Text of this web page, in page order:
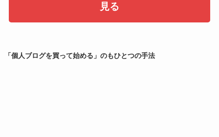
見る
「個人ブログを買って始める」のもひとつの手法